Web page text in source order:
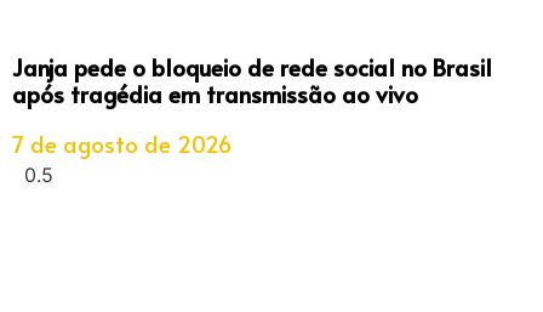
Janja pede o bloqueio de rede social no Brasil
após tragédia em transmissão ao vivo
7 de agosto de 2026